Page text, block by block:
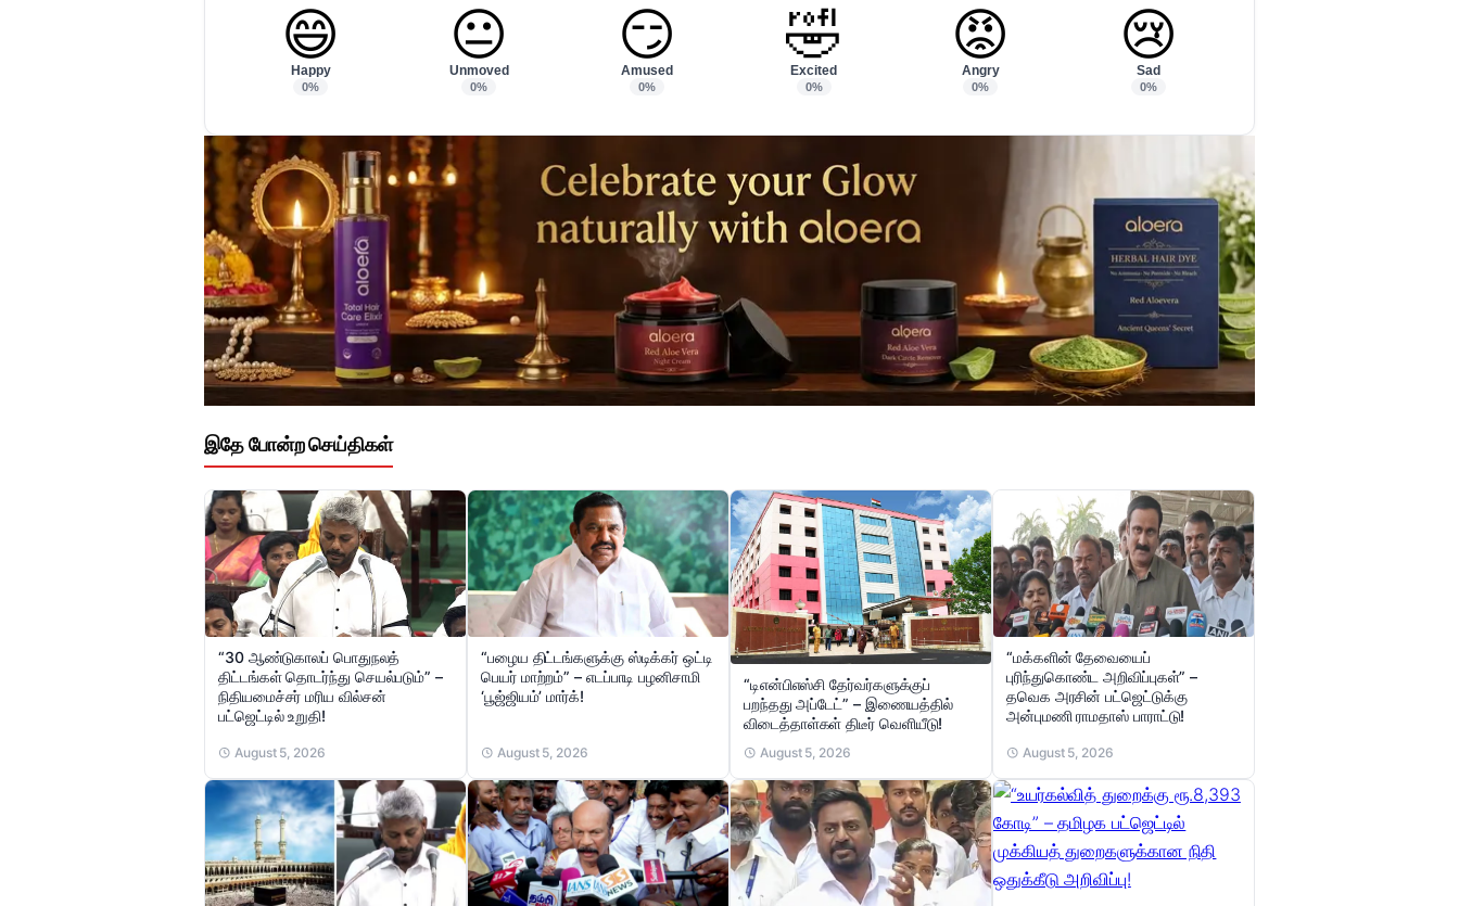
😄
Happy
0%
😐
Unmoved
0%
😏
Amused
0%
🤣
Excited
0%
😡
Angry
0%
😢
Sad
0%
இதே போன்ற செய்திகள்
“30 ஆண்டுகாலப் பொதுநலத்
திட்டங்கள் தொடர்ந்து செயல்படும்” –
நிதியமைச்சர் மரிய வில்சன்
பட்ஜெட்டில் உறுதி!
August 5, 2026
“பழைய திட்டங்களுக்கு ஸ்டிக்கர் ஒட்டி
பெயர் மாற்றம்” – எடப்பாடி பழனிசாமி
‘பூஜ்ஜியம்’ மார்க்!
August 5, 2026
“டிஎன்பிஎஸ்சி தேர்வர்களுக்குப்
பறந்தது அப்டேட்” – இணையத்தில்
விடைத்தாள்கள் திடீர் வெளியீடு!
August 5, 2026
“மக்களின் தேவையைப்
புரிந்துகொண்ட அறிவிப்புகள்” –
தவெக அரசின் பட்ஜெட்டுக்கு
அன்புமணி ராமதாஸ் பாராட்டு!
August 5, 2026